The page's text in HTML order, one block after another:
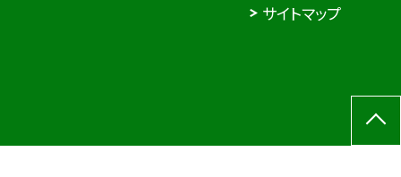
サイトマップ